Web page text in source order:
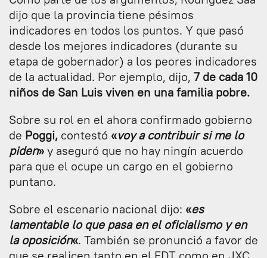
dijo que la provincia tiene pésimos
indicadores en todos los puntos. Y que pasó
desde los mejores indicadores (durante su
etapa de gobernador) a los peores indicadores
de la actualidad. Por ejemplo, dijo, 7 de cada 10
niños de San Luis viven en una familia pobre.
Sobre su rol en el ahora confirmado gobierno
de Poggi, contestó «voy a contribuir si me lo
piden» y aseguró que no hay ningín acuerdo
para que el ocupe un cargo en el gobierno
puntano.
Sobre el escenario nacional dijo: «es
lamentable lo que pasa en el oficialismo y en
la oposición«. También se pronunció a favor de